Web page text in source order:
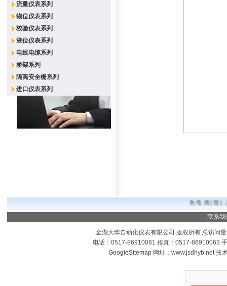
流量仪表系列
物位仪表系列
校验仪表系列
液位仪表系列
电线电缆系列
桥架系列
隔离安全栅系列
进口仪表系列
热电偶(阻
联系我
金湖大华自动化仪表有限公司 版权所有 总访问
电话：0517-86910061 传真：0517-86910063
GoogleSitemap网址：www.jsdhyb.net 技